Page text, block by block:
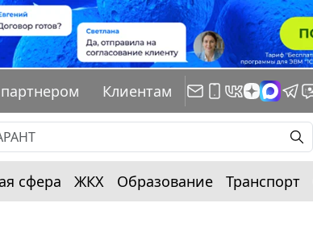
Клиентам
сфера ЖКХ Образование Транспорт